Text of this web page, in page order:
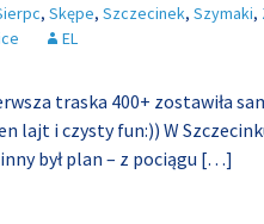
, Skępe, Szczecinek, Szymaki,
EL
traska 400+ zostawiła
lajt i czysty fun:)) W
był plan – z pociągu […]